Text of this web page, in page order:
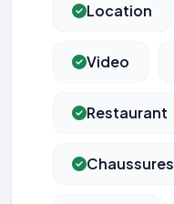
Location
Video
Restaurant
Chaussures